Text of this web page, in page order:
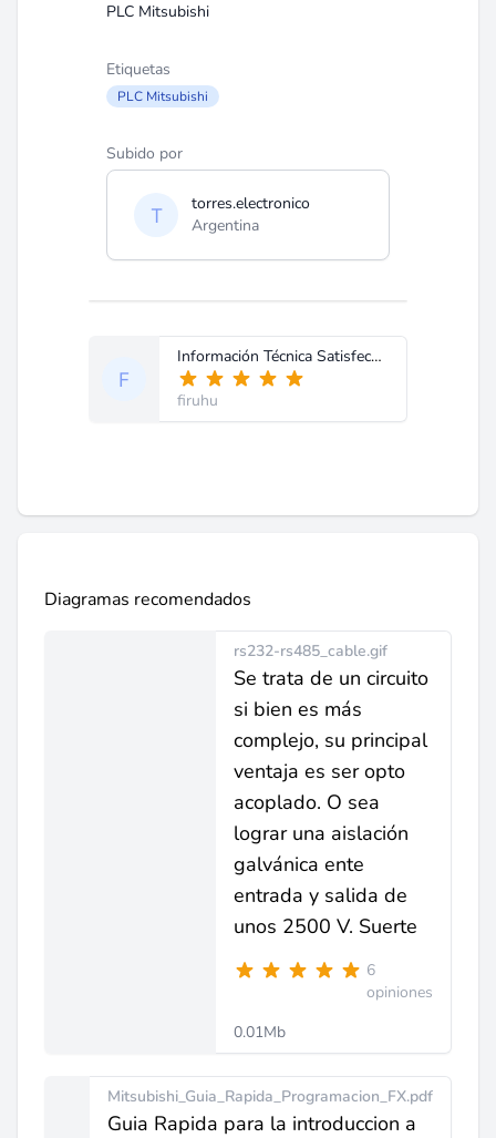
PLC Mitsubishi
Etiquetas
PLC Mitsubishi
Subido por
torres.electronico
Argentina
Información Técnica Satisfecho con el servicio.
firuhu
Diagramas recomendados
rs232-rs485_cable.gif
Se trata de un circuito
si bien es más
complejo, su principal
ventaja es ser opto
acoplado. O sea
lograr una aislación
galvánica ente
entrada y salida de
unos 2500 V. Suerte
6
opiniones
0.01Mb
Mitsubishi_Guia_Rapida_Programacion_FX.pdf
Guia Rapida para la introduccion a